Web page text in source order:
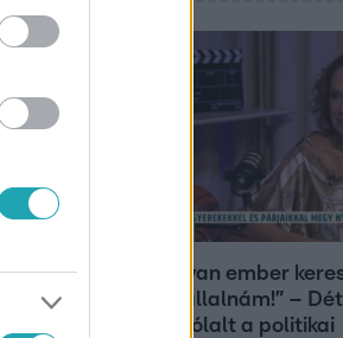
„Ha olyan ember
sem vállalnám!” –
megszólalt a politikai